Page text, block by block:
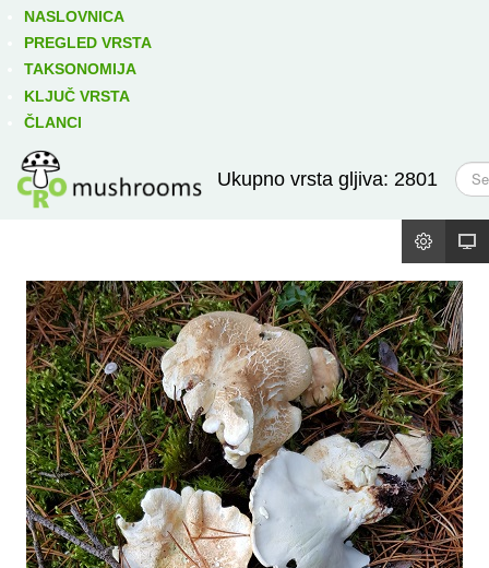
NASLOVNICA
PREGLED VRSTA
TAKSONOMIJA
KLJUČ VRSTA
ČLANCI
Ukupno vrsta gljiva: 2801
T
r
ž
Izravno podređene niže takse: